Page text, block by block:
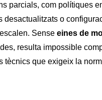
parcials, com polítiques
desactualitzats o
Sense eines de
resulta impossible
tècnics que exigeix la